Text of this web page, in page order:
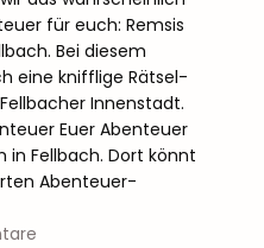
für euch: Remsis
Bei diesem
eine knifflige Rätsel-
Innenstadt.
Euer Abenteuer
Fellbach. Dort könnt
Abenteuer-